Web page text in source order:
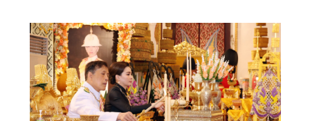
รักษา ต่อยอด จากดอยสู่เมือง” (The Blooming Legacy of
Royal Flora)